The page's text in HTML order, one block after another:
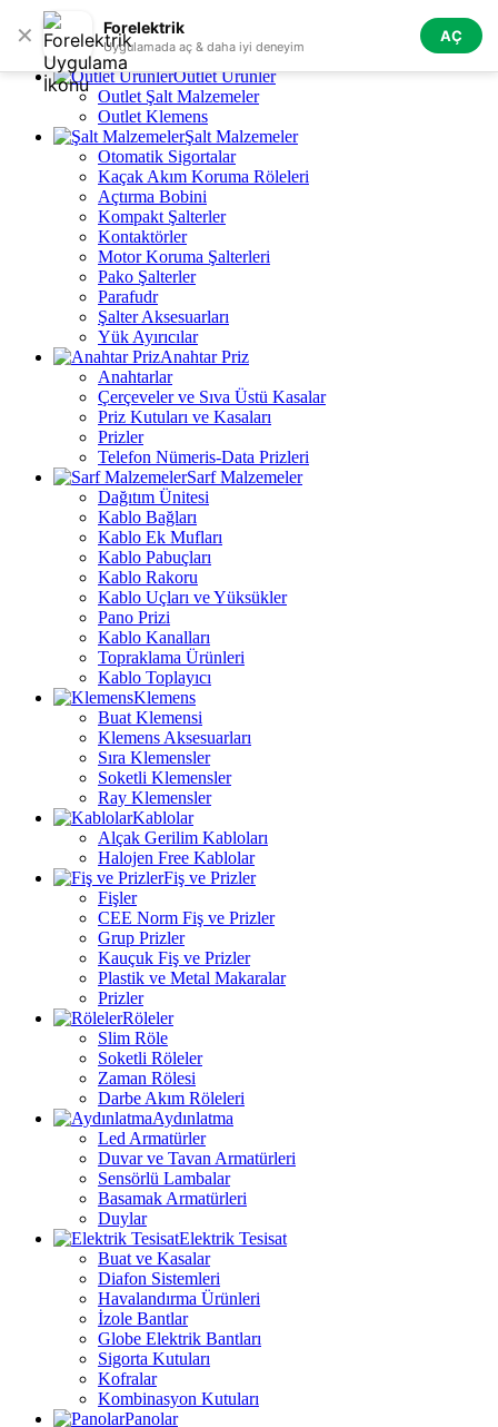
✕ Forelektrik
Uygulamada aç & daha iyi deneyim
AÇ
Skip to navigation Skip to main content
Tüm Kategoriler
Outlet Ürünler
Outlet Şalt Malzemeler
Outlet Klemens
Şalt Malzemeler
Otomatik Sigortalar
Kaçak Akım Koruma Röleleri
Açtırma Bobini
Kompakt Şalterler
Kontaktörler
Motor Koruma Şalterleri
Pako Şalterler
Parafudr
Şalter Aksesuarları
Yük Ayırıcılar
Anahtar Priz
Anahtarlar
Çerçeveler ve Sıva Üstü Kasalar
Priz Kutuları ve Kasaları
Prizler
Telefon Nümeris-Data Prizleri
Sarf Malzemeler
Dağıtım Ünitesi
Kablo Bağları
Kablo Ek Mufları
Kablo Pabuçları
Kablo Rakoru
Kablo Uçları ve Yüksükler
Pano Prizi
Kablo Kanalları
Topraklama Ürünleri
Kablo Toplayıcı
Klemens
Buat Klemensi
Klemens Aksesuarları
Sıra Klemensler
Soketli Klemensler
Ray Klemensler
Kablolar
Alçak Gerilim Kabloları
Halojen Free Kablolar
Fiş ve Prizler
Fişler
CEE Norm Fiş ve Prizler
Grup Prizler
Kauçuk Fiş ve Prizler
Plastik ve Metal Makaralar
Prizler
Röleler
Slim Röle
Soketli Röleler
Zaman Rölesi
Darbe Akım Röleleri
Aydınlatma
Led Armatürler
Duvar ve Tavan Armatürleri
Sensörlü Lambalar
Basamak Armatürleri
Duylar
Elektrik Tesisat
Buat ve Kasalar
Diafon Sistemleri
Havalandırma Ürünleri
İzole Bantlar
Globe Elektrik Bantları
Sigorta Kutuları
Kofralar
Kombinasyon Kutuları
Panolar